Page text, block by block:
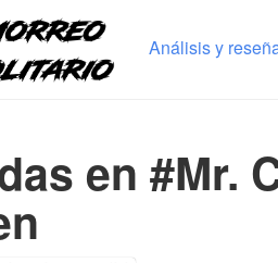
Análisis y
en #Mr.